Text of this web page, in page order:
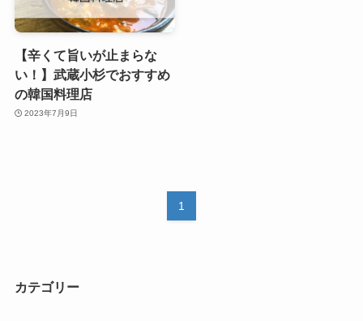
【辛くて旨いが止まらな
い！】武蔵小杉でおすすめ
の韓国料理店
2023年7月9日
1
カテゴリー